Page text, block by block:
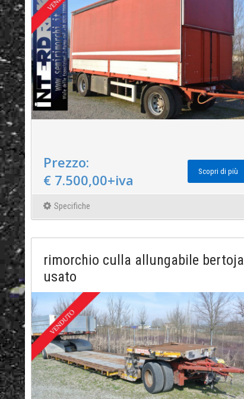
Prezzo:
€ 7.500,00+iva
Scopri di più
Specifiche
rimorchio culla allungabile bertoja
usato